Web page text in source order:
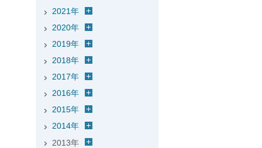
2021年
2020年
2019年
2018年
2017年
2016年
2015年
2014年
2013年